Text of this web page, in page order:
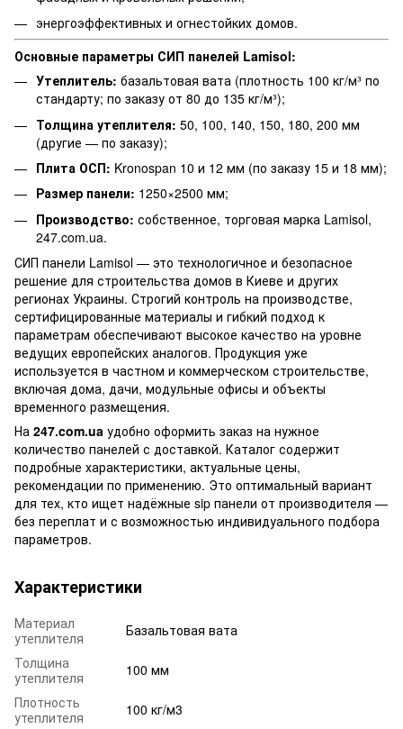
энергоэффективных и огнестойких домов.
Основные параметры СИП панелей Lamisol:
Утеплитель: базальтовая вата (плотность 100 кг/м³ по
стандарту; по заказу от 80 до 135 кг/м³);
Толщина утеплителя: 50, 100, 140, 150, 180, 200 мм
(другие — по заказу);
Плита ОСП: Kronospan 10 и 12 мм (по заказу 15 и 18 мм);
Размер панели: 1250×2500 мм;
Производство: собственное, торговая марка Lamisol,
247.com.ua.
СИП панели Lamisol — это технологичное и безопасное
решение для строительства домов в Киеве и других
регионах Украины. Строгий контроль на производстве,
сертифицированные материалы и гибкий подход к
параметрам обеспечивают высокое качество на уровне
ведущих европейских аналогов. Продукция уже
используется в частном и коммерческом строительстве,
включая дома, дачи, модульные офисы и объекты
временного размещения.
На 247.com.ua удобно оформить заказ на нужное
количество панелей с доставкой. Каталог содержит
подробные характеристики, актуальные цены,
рекомендации по применению. Это оптимальный вариант
для тех, кто ищет надёжные sip панели от производителя —
без переплат и с возможностью индивидуального подбора
параметров.
Характеристики
Материал
утеплителя
Базальтовая вата
Толщина
утеплителя
100 мм
Плотность
утеплителя
100 кг/м3